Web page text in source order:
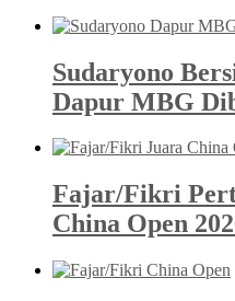
Sudaryono
Dapur MBG
Fajar/Fikri
China Open